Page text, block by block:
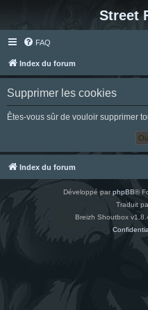
Street
FAQ
Index du forum
Supprimer les cookies
Êtes-vous sûr de vouloir supprimer
Index du forum
Développé parphpBB®
Traduit
Breizh Shoutbox